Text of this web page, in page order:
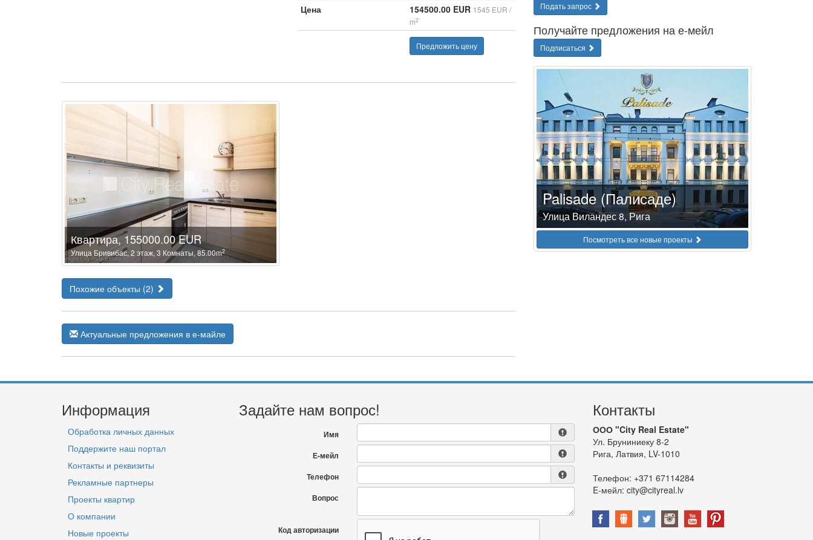
Цена
154500.00 EUR 1545 EUR /
m2
Предложить цену
Квартира, 155000.00 EUR
Улица Бривибас, 2 этаж, 3 Комнаты, 85.00m2
Похожие объекты (2)
Актуальные предложения в е-майле
Подать запрос
Получайте предложения на е-мейл
Подписаться
Palisade (Палисаде)
Улица Виландес 8, Рига
Посмотреть все новые проекты
Информация
Обработка личных данных
Поддержите наш портал
Контакты и реквизиты
Рекламные партнеры
Проекты квартир
О компании
Новые проекты
Задайте нам вопрос!
Имя
Е-мейл
Телефон
Вопрос
Код авторизации
Контакты
ООО "City Real Estate"
Ул. Бруниниеку 8-2
Рига, Латвия, LV-1010
Телефон: +371 67114284
E-мейл: city@cityreal.lv